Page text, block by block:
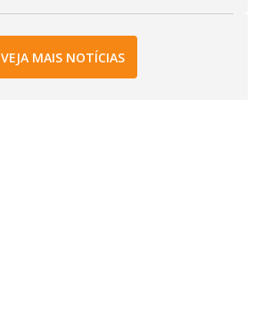
VEJA MAIS NOTÍCIAS